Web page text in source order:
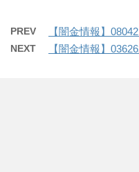
PREV 【闇金情報】
NEXT 【闇金情報】